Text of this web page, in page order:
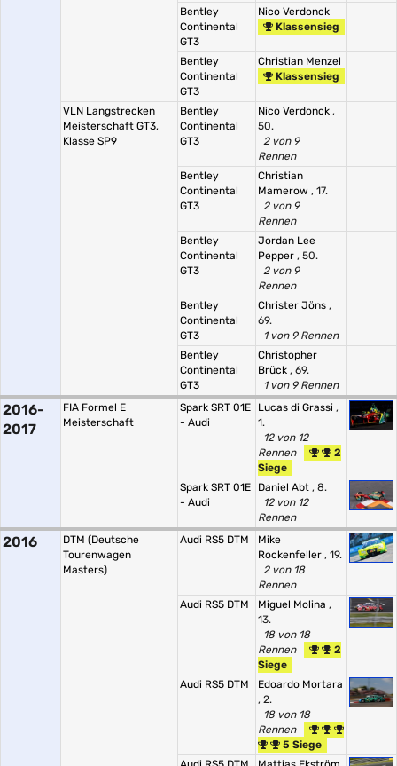
Bentley
Continental
GT3
Nico Verdonck
Klassensieg
Bentley
Continental
GT3
Christian Menzel
Klassensieg
VLN Langstrecken
Meisterschaft GT3,
Klasse SP9
Bentley
Continental
GT3
Nico Verdonck ,
50.
2 von 9
Rennen
Bentley
Continental
GT3
Christian
Mamerow , 17.
2 von 9
Rennen
Bentley
Continental
GT3
Jordan Lee
Pepper , 50.
2 von 9
Rennen
Bentley
Continental
GT3
Christer Jöns ,
69.
1 von 9 Rennen
Bentley
Continental
GT3
Christopher
Brück , 69.
1 von 9 Rennen
2016-
2017
FIA Formel E
Meisterschaft
Spark SRT 01E
- Audi
Lucas di Grassi ,
1.
12 von 12
Rennen
2
Siege
Spark SRT 01E
- Audi
Daniel Abt , 8.
12 von 12
Rennen
2016
DTM (Deutsche
Tourenwagen
Masters)
Audi RS5 DTM
Mike
Rockenfeller , 19.
2 von 18
Rennen
Audi RS5 DTM
Miguel Molina ,
13.
18 von 18
Rennen
2
Siege
Audi RS5 DTM
Edoardo Mortara
, 2.
18 von 18
Rennen
5 Siege